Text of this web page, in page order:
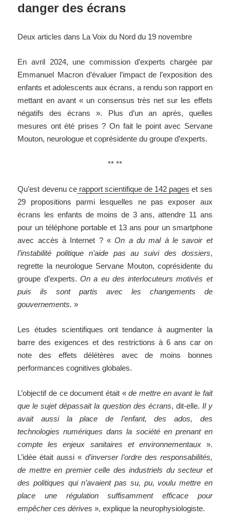
danger des écrans
Deux articles dans La Voix du Nord du 19 novembre
En avril 2024, une commission d’experts chargée par
Emmanuel Macron d’évaluer l’impact de l’exposition des
enfants et adolescents aux écrans, a rendu son rapport en
mettant en avant « un consensus très net sur les effets
négatifs des écrans ». Plus d’un an après, quelles
mesures ont été prises ? On fait le point avec Servane
Mouton, neurologue et coprésidente du groupe d’experts.
** **
Qu’est devenu cerapport scientifique de 142 pages et ses
29 propositions parmi lesquelles ne pas exposer aux
écrans les enfants de moins de 3 ans, attendre 11 ans
pour un téléphone portable et 13 ans pour un smartphone
avec accès à Internet ? «On a du mal à le savoir et
l’instabilité politique n’aide pas au suivi des dossiers,
regrette la neurologue Servane Mouton, coprésidente du
groupe d’experts. On a eu des interlocuteurs motivés et
puis ils sont partis avec les changements de
gouvernements.»
Les études scientifiques ont tendance à augmenter la
barre des exigences et des restrictions à 6 ans car on
note des effets délétères avec de moins bonnes
performances cognitives globales.
L’objectif de ce document était «de mettre en avant le fait
que le sujet dépassait la question des écrans, dit-elle. Il y
avait aussi la place de l’enfant, des ados, des
technologies numériques dans la société en prenant en
compte les enjeux sanitaires et environnementaux ».
L’idée était aussi « d’inverser l’ordre des responsabilités,
de mettre en premier celle des industriels du secteur et
des politiques qui n’avaient pas su, pu, voulu mettre en
place une régulation suffisamment efficace pour
empêcher ces dérives », explique la neurophysiologiste.